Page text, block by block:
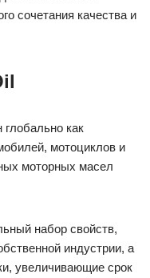
сочетания качества и
как
мотоциклов и
моторных масел
набор свойств,
индустрии, а
увеличивающие срок